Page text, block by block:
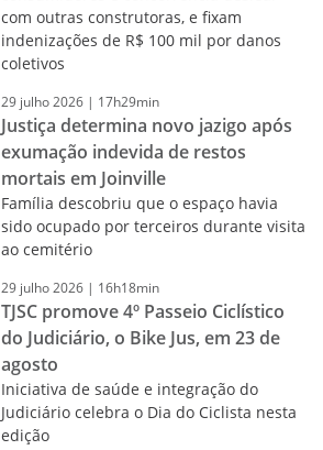
com outras construtoras, e fixam
indenizações de R$ 100 mil por danos
coletivos
29 julho2026 | 17h29min
Justiça determina novo jazigo após
exumação indevida de restos
mortais em Joinville
Família descobriu que o espaço havia
sido ocupado por terceiros durante visita
ao cemitério
29 julho2026 | 16h18min
TJSC promove 4º Passeio Ciclístico
do Judiciário, o Bike Jus, em 23 de
agosto
Iniciativa de saúde e integração do
Judiciário celebra o Dia do Ciclista nesta
edição